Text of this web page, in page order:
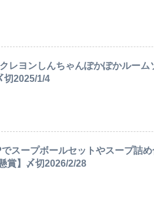
レヨンしんちゃんぽかぽかルーム
切2025/1/4
スープボールセットやスープ詰
賞】〆切2026/2/28